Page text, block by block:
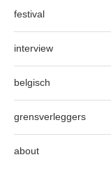
festival
interview
belgisch
grensverleggers
about